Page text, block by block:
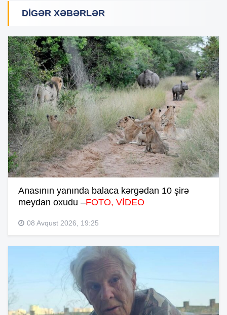
DIGƏR XƏBƏRLƏR
Anasının yanında balaca kərgədan 10 şirə
meydan oxudu –FOTO, VİDEO
08 Avqust 2026, 19:25